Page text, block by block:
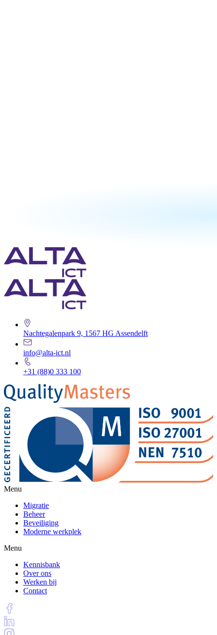
Nachtegalenpark 9, 1567 HG Assendelft
info@alta-ict.nl
+31 (88)0 333 100
Menu
Migratie
Beheer
Beveiliging
Moderne werkplek
Menu
Kennisbank
Over ons
Werken bij
Contact